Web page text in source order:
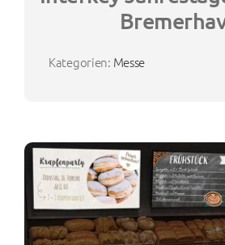
Kategorien: Messe